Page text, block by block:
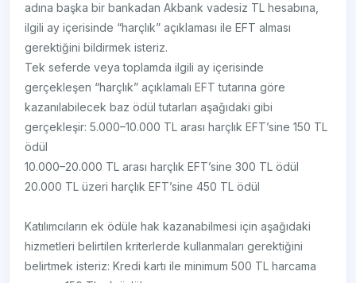
adına başka bir bankadan Akbank vadesiz TL hesabına,
ilgili ay içerisinde “harçlık” açıklaması ile EFT alması
gerektiğini bildirmek isteriz.
Tek seferde veya toplamda ilgili ay içerisinde
gerçekleşen “harçlık” açıklamalı EFT tutarına göre
kazanılabilecek baz ödül tutarları aşağıdaki gibi
gerçekleşir: 5.000–10.000 TL arası harçlık EFT’sine 150 TL
ödül
10.000–20.000 TL arası harçlık EFT’sine 300 TL ödül
20.000 TL üzeri harçlık EFT’sine 450 TL ödül
Katılımcıların ek ödüle hak kazanabilmesi için aşağıdaki
hizmetleri belirtilen kriterlerde kullanmaları gerektiğini
belirtmek isteriz: Kredi kartı ile minimum 500 TL harcama